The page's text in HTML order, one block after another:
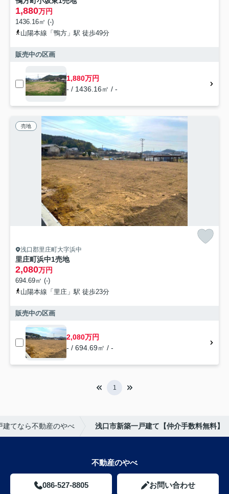
1,880万円
1436.16㎡ (-)
山陽本線「鴨方」駅 徒歩49分
販売中の区画
1,880万円
- / 1436.16㎡ / -
売地
浅口郡里庄町大字浜中
里庄町浜中1売地
2,080万円
694.69㎡ (-)
山陽本線「里庄」駅 徒歩23分
販売中の区画
2,080万円
- / 694.69㎡ / -
1
建てなら不動産のやべ 浅口市新築一戸建て【仲介手数料無料】
不動産のやべ
086-527-8805 お問い合わせ